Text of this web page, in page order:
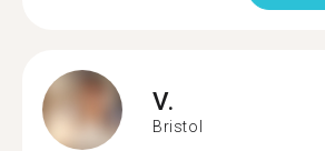
V.
Bristol